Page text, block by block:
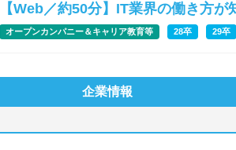
【Web／約50分】IT業界の働き方
オープンカンパニー＆キャリア教育等 28卒 29卒
企業情報